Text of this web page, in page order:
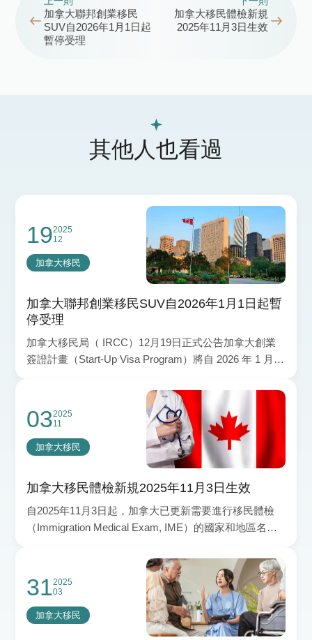
加拿大聯邦創業移民
SUV自2026年1月1日起
暫停受理
加拿大移民體檢新規
2025年11月3日生效
其他人也看過
192025
12
加拿大移民
加拿大聯邦創業移民SUV自2026年1月1日起暫
停受理
加拿大移民局（ IRCC）12月19日正式公告加拿大創業
簽證計畫（Start-Up Visa Program）將自 2026 年 1 月 1
032025
11
加拿大移民
加拿大移民體檢新規2025年11月3日生效
自2025年11月3日起，加拿大已更新需要進行移民體檢
（Immigration Medical Exam, IME）的國家和地區名
312025
03
加拿大移民